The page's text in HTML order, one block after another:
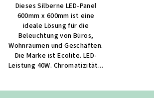
Dieses Silberne LED-Panel
600mm x 600mm ist eine
ideale Lösung für die
Beleuchtung von Büros,
Wohnräumen und Geschäften.
Die Marke ist Ecolite. LED-
Leistung 40W. Chromatizität...